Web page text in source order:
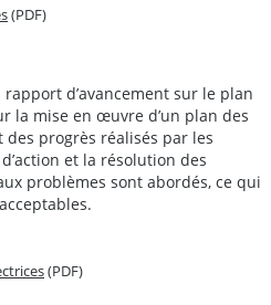
(PDF)
d’avancement sur le plan
la mise en œuvre d’un plan des
progrès réalisés par les
et la résolution des
problèmes sont abordés, ce qui
(PDF)